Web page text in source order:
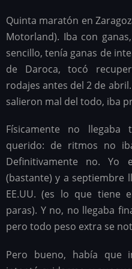
Quinta maratón en
Motorland). Iba con
sencillo, tenía ganas de
de Daroca, tocó
rodajes antes del 2 de
salieron mal del todo, iba
Físicamente no
querido: de ritmos no
Definitivamente no. Yo
(bastante) y a septiembre
EE.UU. (es lo que tiene
paras). Y no, no llegaba
pero todo peso extra se
Pero bueno, había que